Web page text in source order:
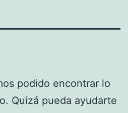
podido encontrar lo
Quizá pueda ayudarte